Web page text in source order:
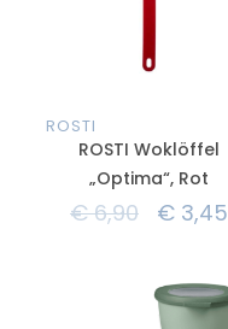
ROSTI
ROSTI Woklöffel
„Optima“, Rot
€6,90 € 3,45